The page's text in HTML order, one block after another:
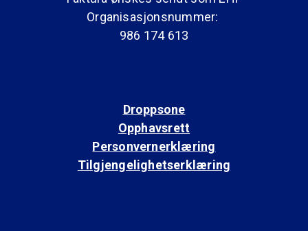
Organisasjonsnummer:
986 174 613
Droppsone
Opphavsrett
Personvernerklæring
Tilgjengelighetserklæring